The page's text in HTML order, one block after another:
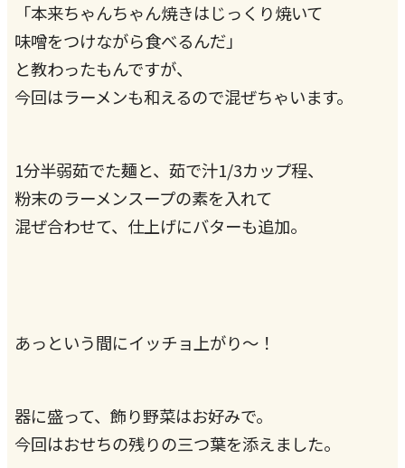
「本来ちゃんちゃん焼きはじっくり焼いて
味噌をつけながら食べるんだ」
と教わったもんですが、
今回はラーメンも和えるので混ぜちゃいます。
1分半弱茹でた麺と、茹で汁1/3カップ程、
粉末のラーメンスープの素を入れて
混ぜ合わせて、仕上げにバターも追加。
あっという間にイッチョ上がり〜！
器に盛って、飾り野菜はお好みで。
今回はおせちの残りの三つ葉を添えました。